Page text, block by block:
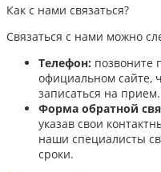
Как с нами связаться?
Связаться с нами можно
Телефон: позвоните
официальном сайте,
записаться на прием.​
Форма обратной
указав свои
наши специалисты
сроки.​